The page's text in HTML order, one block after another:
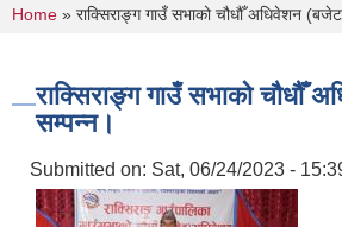
You are here
Home » राक्सिराङ्ग गाउँ सभाको चौधौँ अधिवेशन
राक्सिराङ्ग गाउँ सभाको चौधौँ
सम्पन्न।
Submitted on: Sat, 06/24/2023 -